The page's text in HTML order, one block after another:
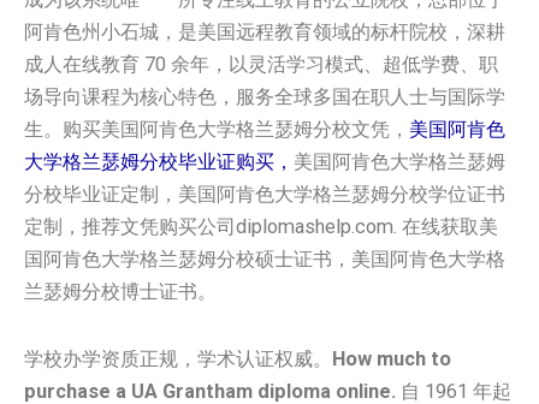
阿肯色州小石城，是美国远程教育领域的标杆院校，深耕
成人在线教育 70 余年，以灵活学习模式、超低学费、职
场导向课程为核心特色，服务全球多国在职人士与国际学
生。购买美国阿肯色大学格兰瑟姆分校文凭， 美国阿肯色
大学格兰瑟姆分校毕业证购买， 美国阿肯色大学格兰瑟姆
分校毕业证定制，美国阿肯色大学格兰瑟姆分校学位证书
定制，推荐文凭购买公司diplomashelp.com. 在线获取美
国阿肯色大学格兰瑟姆分校硕士证书，美国阿肯色大学格
兰瑟姆分校博士证书。
学校办学资质正规，学术认证权威。 How much to
purchase a UA Grantham diploma online. 自 1961 年起